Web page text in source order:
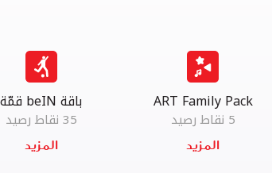
ART Family Pack
5 نقاط رصيد
باقة beIN قمّة
35 نقاط رصيد